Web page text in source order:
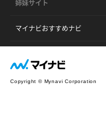
姉妹サイト
マイナビおすすめナビ
Copyright © Mynavi Corporation